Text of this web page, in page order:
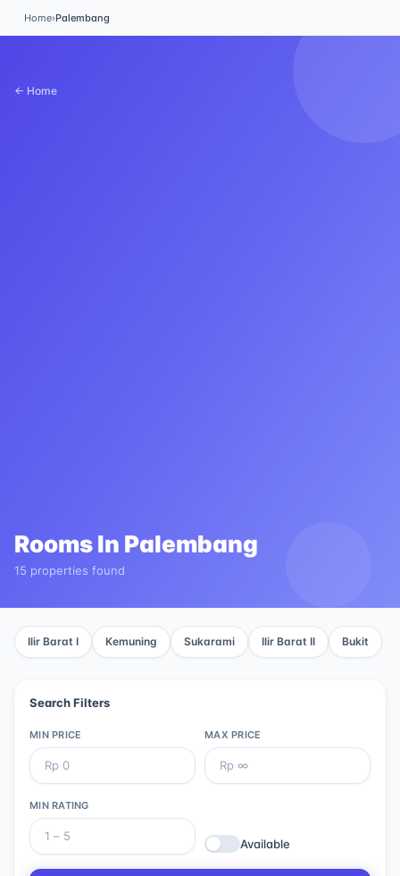
Home›Palembang
← Home
Rooms In Palembang
15 properties found
Ilir Barat I Kemuning Sukarami Ilir Barat II Bukit
Search Filters
MIN PRICE MAX PRICE
MIN RATING
Available